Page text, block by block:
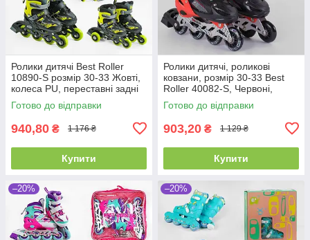
Ролики дитячі Best Roller
10890-S розмір 30-33 Жовті,
колеса PU, переставні задні
колеса
Готово до відправки
940,80 ₴ 1 176 ₴
Купити
Ролики дитячі, роликові
ковзани, розмір 30-33 Best
Roller 40082-S, Червоні,
колеса PVC світні, розсувні
Готово до відправки
903,20 ₴ 1 129 ₴
Купити
–20% –20%